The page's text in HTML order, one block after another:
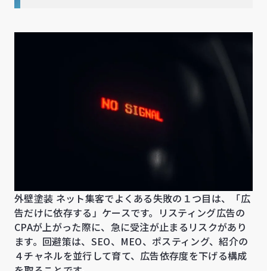
外壁塗装 ネット集客でよくある失敗の１つ目は、「広
告だけに依存する」ケースです。リスティング広告の
CPAが上がった際に、急に受注が止まるリスクがあり
ます。回避策は、SEO、MEO、ポスティング、紹介の
４チャネルを並行して育て、広告依存度を下げる構成